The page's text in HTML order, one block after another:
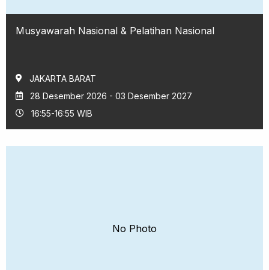
Musyawarah Nasional & Pelatihan Nasional
JAKARTA BARAT
28 Desember 2026 - 03 Desember 2027
16:55-16:55 WIB
No Photo